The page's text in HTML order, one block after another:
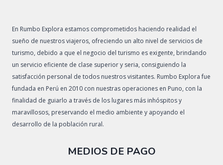
En Rumbo Explora estamos comprometidos haciendo realidad el
sueño de nuestros viajeros, ofreciendo un alto nivel de servicios de
turismo, debido a que el negocio del turismo es exigente, brindando
un servicio eficiente de clase superior y seria, consiguiendo la
satisfacción personal de todos nuestros visitantes. Rumbo Explora fue
fundada en Perú en 2010 con nuestras operaciones en Puno, con la
finalidad de guiarlo a través de los lugares más inhóspitos y
maravillosos, preservando el medio ambiente y apoyando el
desarrollo de la población rural.
MEDIOS DE PAGO